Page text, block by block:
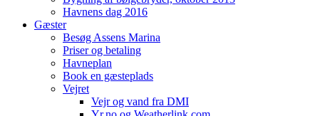
Havnens dag 2016
Gæster
Besøg Assens Marina
Priser og betaling
Havneplan
Book en gæsteplads
Vejret
Vejr og vand fra DMI